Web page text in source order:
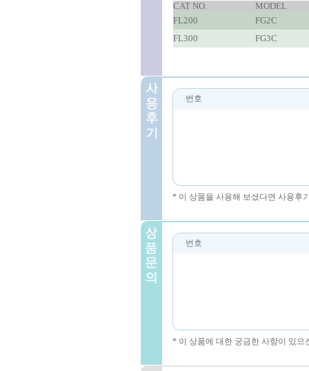
CAT NO.
MODEL
FL200
FG2C
FL300
FG3C
번호
* 이 상품을 사용해 보셨다면 사용후
번호
* 이 상품에 대한 궁금한 사항이 있